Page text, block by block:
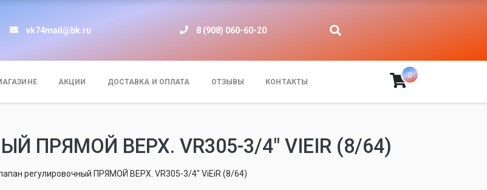
vk74mail@bk.ru 8 (908) 060-60-20
АКЦИИ ДОСТАВКА И ОПЛАТА ОТЗЫВЫ КОНТАКТЫ
0
ПРЯМОЙ ВЕРХ. VR305-3/4" VIEIR (8/64)
регулировочный ПРЯМОЙ ВЕРХ. VR305-3/4" ViEiR (8/64)